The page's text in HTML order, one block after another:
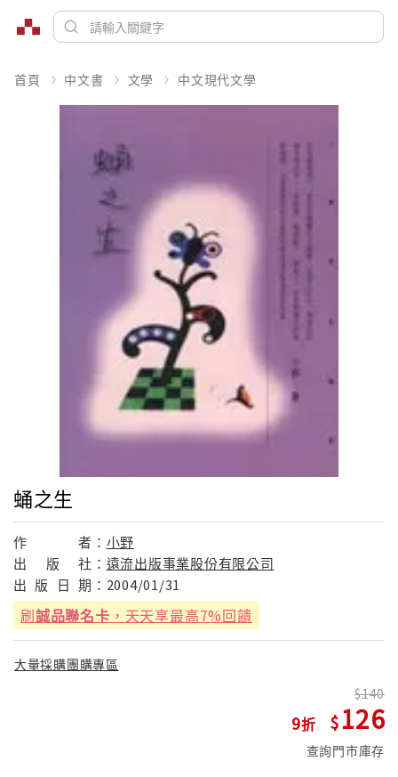
首頁 中文書 文學 中文現代文學
蛹之生
作 者： 小野
出
版 社： 遠流出版事業股份有限公司
出 版 日 期： 2004/01/31
刷誠品聯名卡 ，天天享最高7%回饋
大量採購團購專區
9
140
126
查詢門市庫存